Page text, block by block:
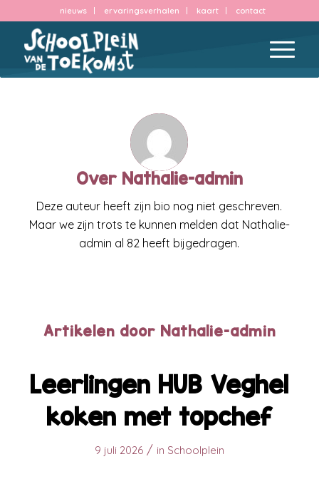
nieuws ervaringsverhalen kaart contact
Over Nathalie-admin
Deze auteur heeft zijn bio nog niet geschreven.
Maar we zijn trots te kunnen melden dat Nathalie-
admin al 82 heeft bijgedragen.
Artikelen door Nathalie-admin
Leerlingen HUB Veghel
koken met topchef
9 juli 2026 / in Schoolplein